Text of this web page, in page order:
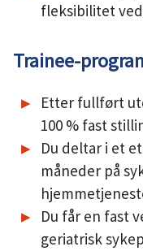
fleksibilitet
Trainee-
Etter fullført
100 % fast
Du deltar i et
måneder på
Du får en fast
geriatrisk